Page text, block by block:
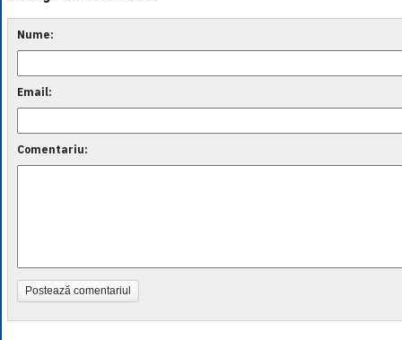
Nume:
Email:
Comentariu:
Postează comentariul